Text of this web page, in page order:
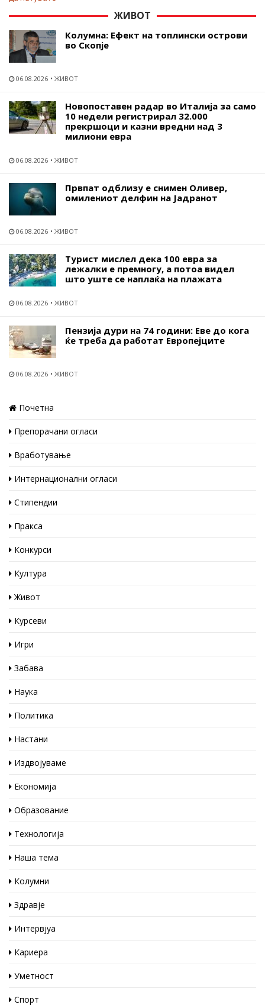
ЖИВОТ
Колумна: Ефект на топлински острови
во Скопје
06.08.2026 ЖИВОТ
Новопоставен радар во Италија за само
10 недели регистрирал 32.000
прекршоци и казни вредни над 3
милиони евра
06.08.2026 ЖИВОТ
Првпат одблизу е снимен Оливер,
омилениот делфин на Јадранот
06.08.2026 ЖИВОТ
Турист мислел дека 100 евра за
лежалки е премногу, а потоа видел
што уште се наплаќа на плажата
06.08.2026 ЖИВОТ
Пензија дури на 74 години: Еве до кога
ќе треба да работат Европејците
06.08.2026 ЖИВОТ
Почетна
Препорачани огласи
Вработување
Интернационални огласи
Стипендии
Пракса
Конкурси
Култура
Живот
Курсеви
Игри
Забава
Наука
Политика
Настани
Издвојуваме
Економија
Образование
Технологија
Наша тема
Колумни
Здравје
Интервјуа
Кариера
Уметност
Спорт